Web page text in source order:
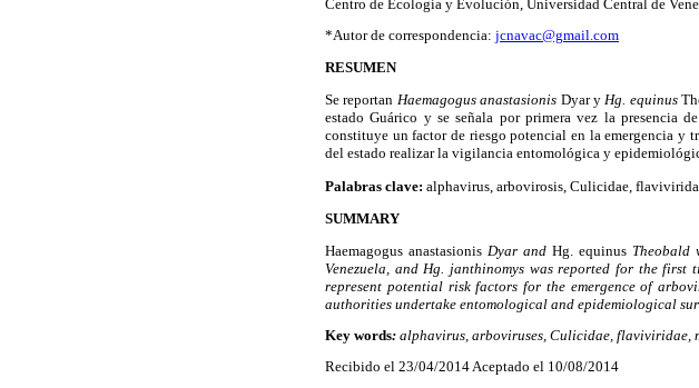
Centro de Ecología y Evolución, Universidad Central de
*Autor de correspondencia: jcnavac@gmail.com
RESUMEN
Se reportan Haemagogus anastasionis Dyar yHg. equinus
estado Guárico y se señala por primera vez la presencia de
constituye un factor de riesgo potencial en la emergencia y
del estado realizar la vigilancia entomológica y
Palabras clave: alphavirus, arbovirosis, Culicidae,
SUMMARY
Haemagogus anastasionis Dyar and Hg. equinus Theobald
Venezuela, and Hg. janthinomys was reported for the
represent potential risk factors for the emergence of
authorities undertake entomological and epidemiological
Key words: alphavirus, arboviruses, Culicidae, flaviviridae,
Recibido el 23/04/2014 Aceptado el 10/08/2014